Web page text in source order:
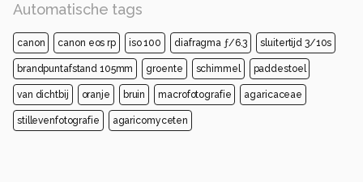
Automatische tags
canon canon eos rp iso 100 diafragma ƒ/6.3 sluitertijd 3/10s
brandpuntafstand 105mm groente schimmel paddestoel
van dichtbij oranje bruin macrofotografie agaricaceae
stillevenfotografie agaricomyceten